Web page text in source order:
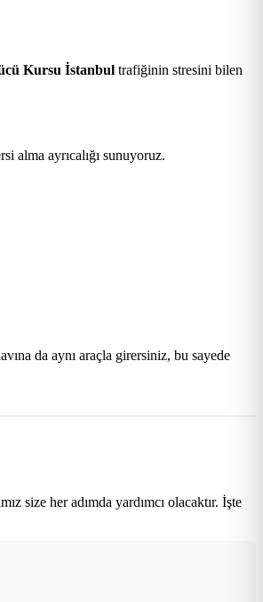
Kursu İstanbul trafiğinin stresini bilen
alma ayrıcalığı sunuyoruz.
da aynı araçla girersiniz, bu sayede
size her adımda yardımcı olacaktır. İşte